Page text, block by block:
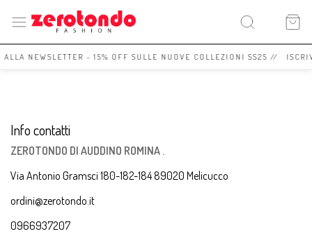
ALLA NEWSLETTER - 15% OFF SULLE NUOVE COLLEZIONI SS25 //
Info contatti
ZEROTONDO DI AUDDINO ROMINA .
Via Antonio Gramsci 180-182-184 89020 Melicucco
ordini@zerotondo.it
0966937207